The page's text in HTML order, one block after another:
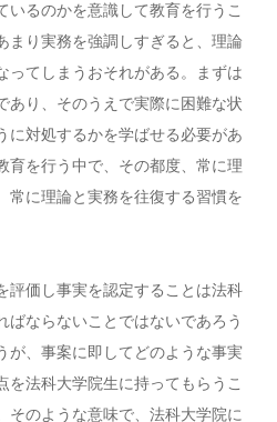
いるのかを意識して教育を行うこ
まり実務を強調しすぎると、理論
ってしまうおそれがある。まずは
あり、そのうえで実際に困難な状
に対処するかを学ばせる必要があ
育を行う中で、その都度、常に理
常に理論と実務を往復する習慣を
価し事実を認定することは法科
ばならないことではないであろう
が、事案に即してどのような事実
を法科大学院生に持ってもらうこ
そのような意味で、法科大学院に